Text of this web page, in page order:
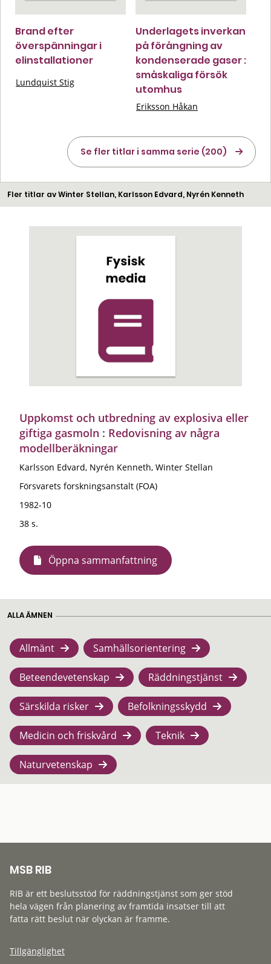
Brand efter
överspänningar i
elinstallationer
Lundquist Stig
Underlagets inverkan
på förångning av
kondenserade gaser :
småskaliga försök
utomhus
Eriksson Håkan
Se fler titlar i samma serie (200)
Fler titlar av Winter Stellan, Karlsson Edvard, Nyrén Kenneth
Uppkomst och utbredning av explosiva eller
giftiga gasmoln : Redovisning av några
modellberäkningar
Karlsson Edvard, Nyrén Kenneth, Winter Stellan
Försvarets forskningsanstalt (FOA)
1982-10
38 s.
Öppna sammanfattning
ALLA ÄMNEN
Allmänt Samhällsorientering
Beteendevetenskap Räddningstjänst
Särskilda risker Befolkningsskydd
Medicin och friskvård Teknik
Naturvetenskap
MSB RIB
RIB är ett beslutsstöd för räddningstjänst som ger stöd
hela vägen från planering av framtida insatser till att
fatta rätt beslut när olyckan är framme.
Tillgänglighet